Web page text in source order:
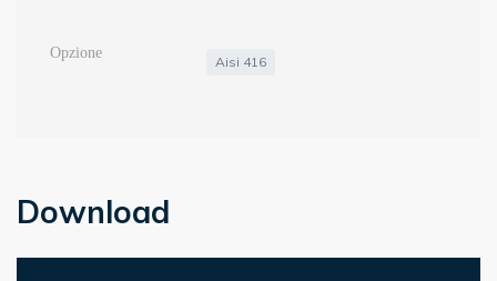
Aisi 416
Download